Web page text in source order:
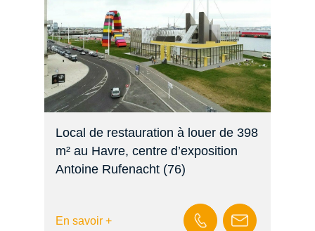
Local de restauration à louer de 398
m² au Havre, centre d’exposition
Antoine Rufenacht (76)
En savoir +